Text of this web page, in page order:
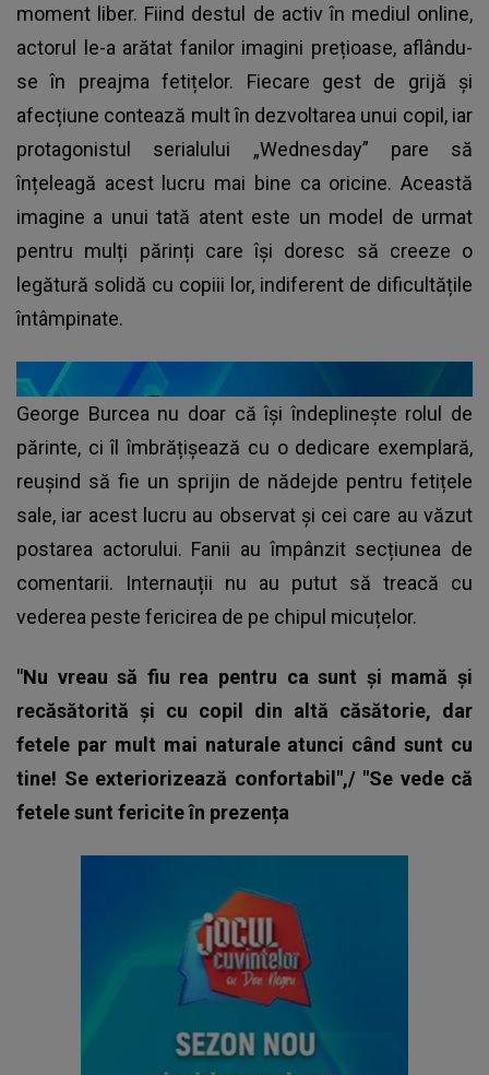
moment liber. Fiind destul de activ în mediul online,
actorul le-a arătat fanilor imagini prețioase, aflându-
se în preajma fetițelor. Fiecare gest de grijă și
afecțiune contează mult în dezvoltarea unui copil, iar
protagonistul serialului „Wednesday” pare să
înțeleagă acest lucru mai bine ca oricine. Această
imagine a unui tată atent este un model de urmat
pentru mulți părinți care își doresc să creeze o
legătură solidă cu copiii lor, indiferent de dificultățile
întâmpinate.
George Burcea nu doar că își îndeplinește rolul de
părinte, ci îl îmbrățișează cu o dedicare exemplară,
reușind să fie un sprijin de nădejde pentru fetițele
sale, iar acest lucru au observat și cei care au văzut
postarea actorului. Fanii au împânzit secțiunea de
comentarii. Internauții nu au putut să treacă cu
vederea peste fericirea de pe chipul micuțelor.
"Nu vreau să fiu rea pentru ca sunt și mamă și
recăsătorită și cu copil din altă căsătorie, dar
fetele par mult mai naturale atunci când sunt cu
tine! Se exteriorizează confortabil",/ "Se vede că
fetele sunt fericite în prezența